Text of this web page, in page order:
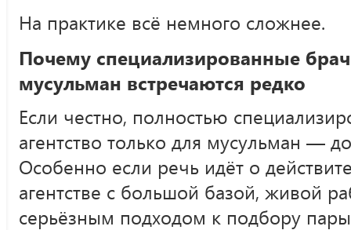
На практике всё немного сложнее.
Почему специализированные
мусульман встречаются редко
Если честно, полностью
агентство только для мусульман —
Особенно если речь идёт о
агентстве с большой базой, живой
серьёзным подходом к подбору